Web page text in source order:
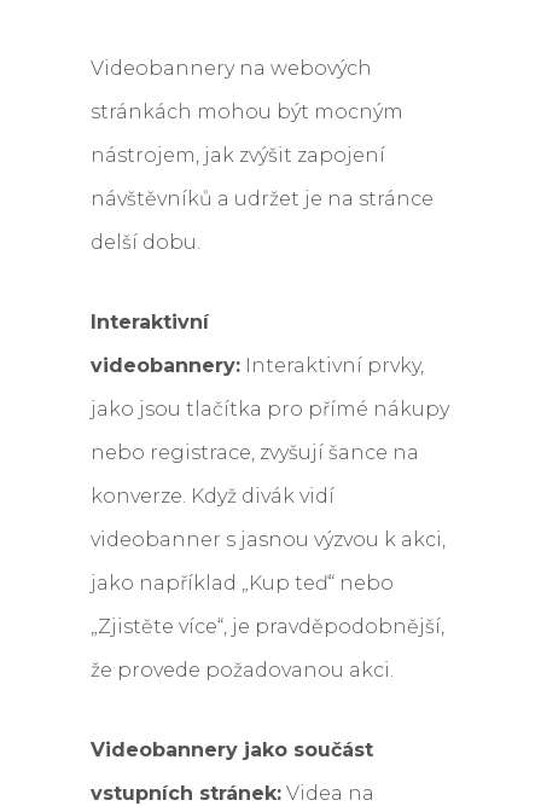
Videobannery na webových
stránkách mohou být mocným
nástrojem, jak zvýšit zapojení
návštěvníků a udržet je na stránce
delší dobu.
Interaktivní
videobannery:Interaktivní prvky,
jako jsou tlačítka pro přímé nákupy
nebo registrace, zvyšují šance na
konverze. Když divák vidí
videobanner s jasnou výzvou k akci,
jako například „Kup teď“ nebo
„Zjistěte více“, je pravděpodobnější,
že provede požadovanou akci.
Videobannery jako součást
vstupních stránek:Videa na